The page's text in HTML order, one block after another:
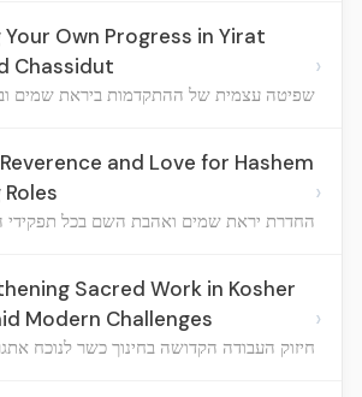
Own Progress in Yirat
Chassidut
שפיטה עצמית של ההתקדמות ביראת שמים
›
and Love for Hashem
החדרת יראת שמים ואהבת השם בכל תפקידי
›
Sacred Work in Kosher
Modern Challenges
חיזוק העבודה הקדושה בחינוך כשר לנוכח
›